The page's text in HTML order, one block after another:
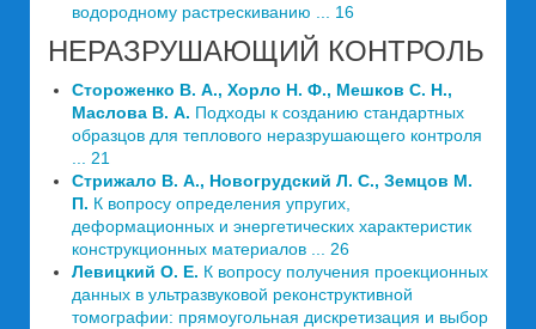
водородному растрескиванию ... 16
НЕРАЗРУШАЮЩИЙ КОНТРОЛЬ
Стороженко В. А., Хорло Н. Ф., Мешков С. Н.,
Маслова В. А. Подходы к созданию стандартных
образцов для теплового неразрушающего контроля
... 21
Стрижало В. А., Новогрудский Л. С., Земцов М.
П. К вопросу определения упругих,
деформационных и энергетических характеристик
конструкционных материалов ... 26
Левицкий О. Е. К вопросу получения проекционных
данных в ультразвуковой реконструктивной
томографии: прямоугольная дискретизация и выбор